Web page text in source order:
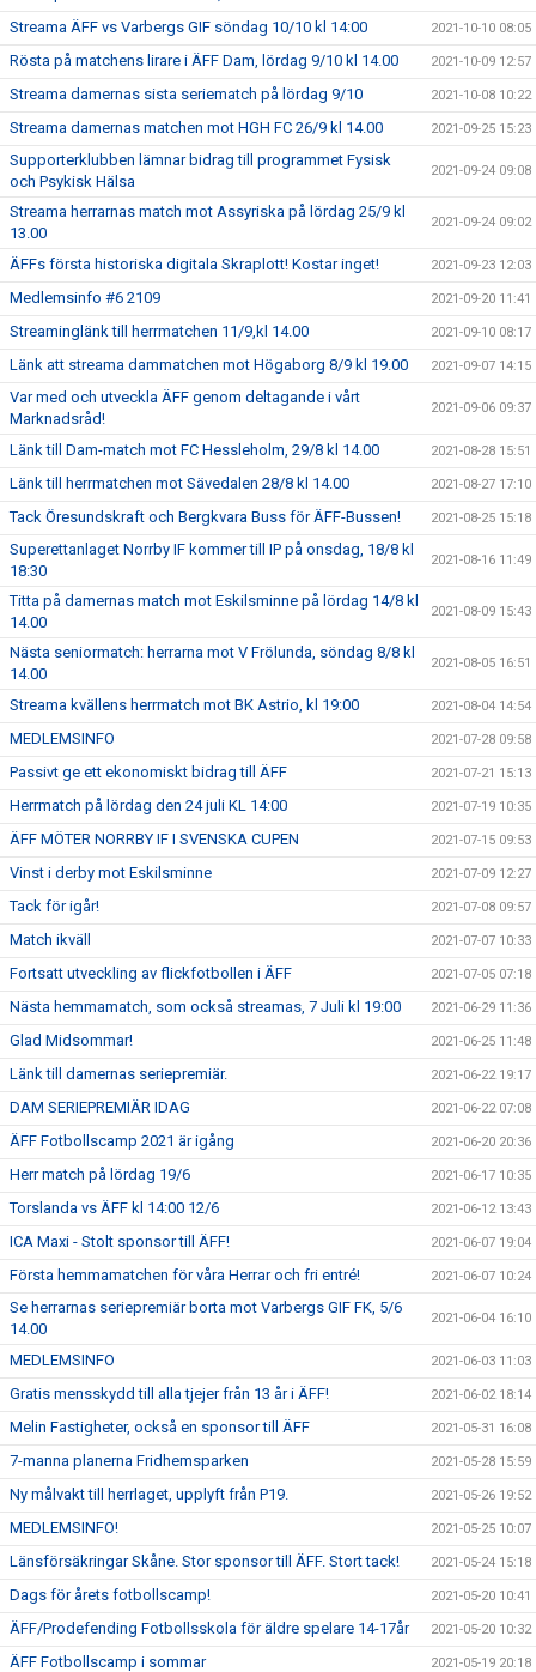
Streama ÄFF vs Varbergs GIF söndag 10/10 kl 14:00 2021-10-10 08:05
Rösta på matchens lirare i ÄFF Dam, lördag 9/10 kl 14.00 2021-10-09 12:57
Streama damernas sista seriematch på lördag 9/10 2021-10-08 10:22
Streama damernas matchen mot HGH FC 26/9 kl 14.00 2021-09-25 15:23
Supporterklubben lämnar bidrag till programmet Fysisk
och Psykisk Hälsa
2021-09-24 09:08
Streama herrarnas match mot Assyriska på lördag 25/9 kl
13.00
2021-09-24 09:02
ÄFFs första historiska digitala Skraplott! Kostar inget! 2021-09-23 12:03
Medlemsinfo #6 2109 2021-09-20 11:41
Streaminglänk till herrmatchen 11/9,kl 14.00 2021-09-10 08:17
Länk att streama dammatchen mot Högaborg 8/9 kl 19.00 2021-09-07 14:15
Var med och utveckla ÄFF genom deltagande i vårt
Marknadsråd!
2021-09-06 09:37
Länk till Dam-match mot FC Hessleholm, 29/8 kl 14.00 2021-08-28 15:51
Länk till herrmatchen mot Sävedalen 28/8 kl 14.00 2021-08-27 17:10
Tack Öresundskraft och Bergkvara Buss för ÄFF-Bussen! 2021-08-25 15:18
Superettanlaget Norrby IF kommer till IP på onsdag, 18/8 kl
18:30
2021-08-16 11:49
Titta på damernas match mot Eskilsminne på lördag 14/8 kl
14.00
2021-08-09 15:43
Nästa seniormatch: herrarna mot V Frölunda, söndag 8/8 kl
14.00
2021-08-05 16:51
Streama kvällens herrmatch mot BK Astrio, kl 19:00 2021-08-04 14:54
MEDLEMSINFO 2021-07-28 09:58
Passivt ge ett ekonomiskt bidrag till ÄFF 2021-07-21 15:13
Herrmatch på lördag den 24 juli KL 14:00 2021-07-19 10:35
ÄFF MÖTER NORRBY IF I SVENSKA CUPEN 2021-07-15 09:53
Vinst i derby mot Eskilsminne 2021-07-09 12:27
Tack för igår! 2021-07-08 09:57
Match ikväll 2021-07-07 10:33
Fortsatt utveckling av flickfotbollen i ÄFF 2021-07-05 07:18
Nästa hemmamatch, som också streamas, 7 Juli kl 19:00 2021-06-29 11:36
Glad Midsommar! 2021-06-25 11:48
Länk till damernas seriepremiär. 2021-06-22 19:17
DAM SERIEPREMIÄR IDAG 2021-06-22 07:08
ÄFF Fotbollscamp 2021 är igång 2021-06-20 20:36
Herr match på lördag 19/6 2021-06-17 10:35
Torslanda vs ÄFF kl 14:00 12/6 2021-06-12 13:43
ICA Maxi - Stolt sponsor till ÄFF! 2021-06-07 19:04
Första hemmamatchen för våra Herrar och fri entré! 2021-06-07 10:24
Se herrarnas seriepremiär borta mot Varbergs GIF FK, 5/6
14.00
2021-06-04 16:10
MEDLEMSINFO 2021-06-03 11:03
Gratis mensskydd till alla tjejer från 13 år i ÄFF! 2021-06-02 18:14
Melin Fastigheter, också en sponsor till ÄFF 2021-05-31 16:08
7-manna planerna Fridhemsparken 2021-05-28 15:59
Ny målvakt till herrlaget, upplyft från P19. 2021-05-26 19:52
MEDLEMSINFO! 2021-05-25 10:07
Länsförsäkringar Skåne. Stor sponsor till ÄFF. Stort tack! 2021-05-24 15:18
Dags för årets fotbollscamp! 2021-05-20 10:41
ÄFF/Prodefending Fotbollsskola för äldre spelare 14-17år 2021-05-20 10:32
ÄFF Fotbollscamp i sommar 2021-05-19 20:18